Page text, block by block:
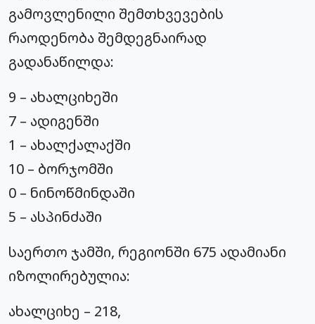
გამოვლენილი შემთხვევების
რაოდენობა შემდეგნაირად
გადანაწილდა:
9 – ახალციხეში
7 – ადიგენში
1 – ახალქალაქში
10 – ბორჯომში
0 – ნინოწმინდაში
5 – ასპინძაში
საერთო ჯამში, რეგიონში 675 ადამიანი
იზოლირებულია:
ახალციხე – 218,